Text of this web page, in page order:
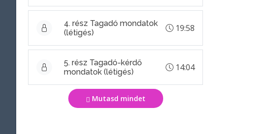
4. rész Tagadó mondatok
(létigés)
19:58
5. rész Tagadó-kérdő
mondatok (létigés)
14:04
Mutasd mindet